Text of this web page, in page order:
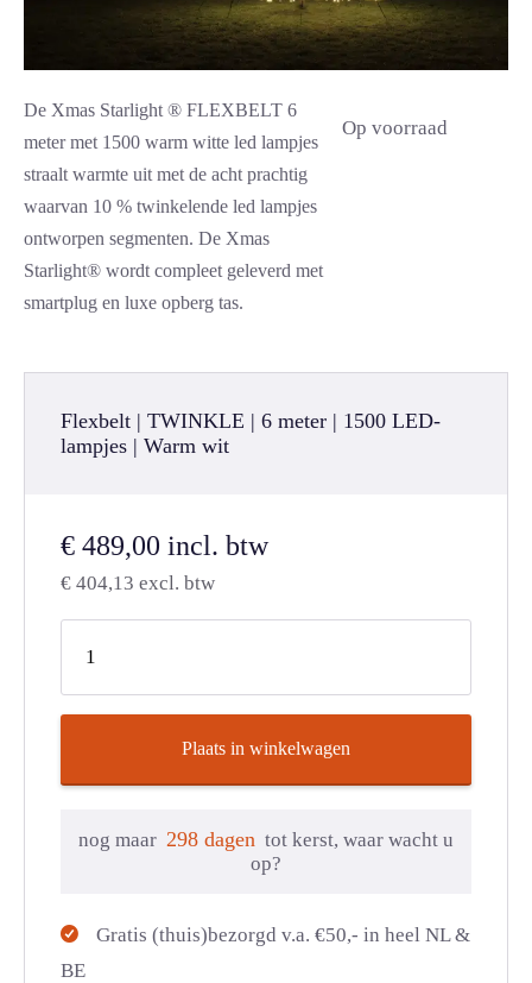
De Xmas Starlight ® FLEXBELT 6
meter met 1500 warm witte led lampjes
straalt warmte uit met de acht prachtig
waarvan 10 % twinkelende led lampjes
ontworpen segmenten. De Xmas
Starlight® wordt compleet geleverd met
smartplug en luxe opberg tas.
Op voorraad
Flexbelt | TWINKLE | 6 meter | 1500 LED-
lampjes | Warm wit
€ 489,00 incl. btw
€ 404,13 excl. btw
Plaats in winkelwagen
nog maar 298 dagen tot kerst, waar wacht u
op?
Gratis (thuis)bezorgd v.a. €50,- in heel NL &
BE